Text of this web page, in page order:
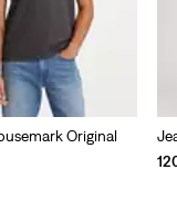
Original